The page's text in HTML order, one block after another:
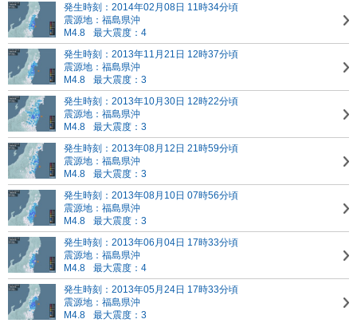
発生時刻：2014年02月08日 11時34分頃
震源地：福島県沖
M4.8
最大震度：4
発生時刻：2013年11月21日 12時37分頃
震源地：福島県沖
M4.8
最大震度：3
発生時刻：2013年10月30日 12時22分頃
震源地：福島県沖
M4.8
最大震度：3
発生時刻：2013年08月12日 21時59分頃
震源地：福島県沖
M4.8
最大震度：3
発生時刻：2013年08月10日 07時56分頃
震源地：福島県沖
M4.8
最大震度：3
発生時刻：2013年06月04日 17時33分頃
震源地：福島県沖
M4.8
最大震度：4
発生時刻：2013年05月24日 17時33分頃
震源地：福島県沖
M4.8
最大震度：3